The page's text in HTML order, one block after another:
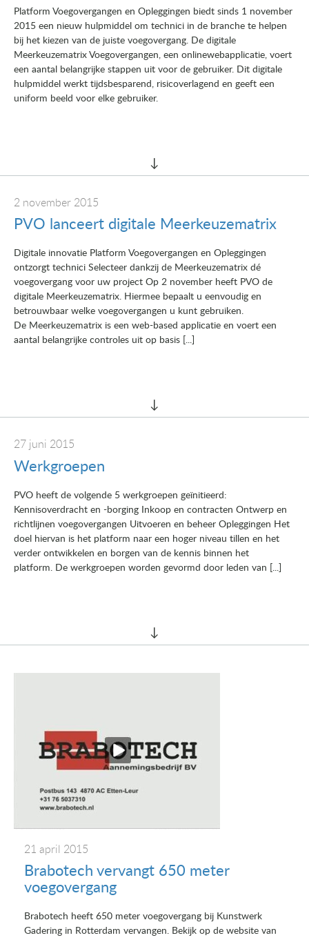
Platform Voegovergangen en Opleggingen biedt sinds 1 november
2015 een nieuw hulpmiddel om technici in de branche te helpen
bij het kiezen van de juiste voegovergang. De digitale
Meerkeuzematrix Voegovergangen, een onlinewebapplicatie, voert
een aantal belangrijke stappen uit voor de gebruiker. Dit digitale
hulpmiddel werkt tijdsbesparend, risicoverlagend en geeft een
uniform beeld voor elke gebruiker.
2 november 2015
PVO lanceert digitale Meerkeuzematrix
Digitale innovatie Platform Voegovergangen en Opleggingen
ontzorgt technici Selecteer dankzij de Meerkeuzematrix dé
voegovergang voor uw project Op 2 november heeft PVO de
digitale Meerkeuzematrix. Hiermee bepaalt u eenvoudig en
betrouwbaar welke voegovergangen u kunt gebruiken.
De Meerkeuzematrix is een web-based applicatie en voert een
aantal belangrijke controles uit op basis [...]
27 juni 2015
Werkgroepen
PVO heeft de volgende 5 werkgroepen geïnitieerd:
Kennisoverdracht en -borging Inkoop en contracten Ontwerp en
richtlijnen voegovergangen Uitvoeren en beheer Opleggingen Het
doel hiervan is het platform naar een hoger niveau tillen en het
verder ontwikkelen en borgen van de kennis binnen het
platform. De werkgroepen worden gevormd door leden van [...]
21 april 2015
Brabotech vervangt 650 meter
voegovergang
Brabotech heeft 650 meter voegovergang bij Kunstwerk
Gadering in Rotterdam vervangen. Bekijk op de website van